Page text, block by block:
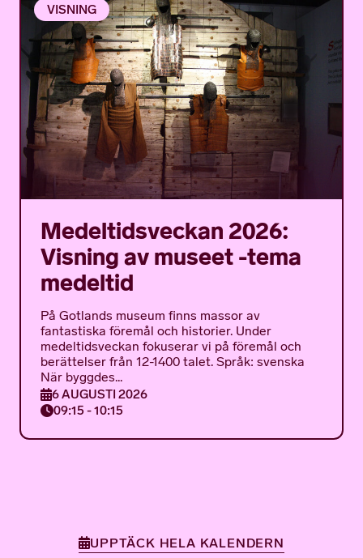
VISNING
Medeltidsveckan 2026:
Visning av museet -tema
medeltid
På Gotlands museum finns massor av
fantastiska föremål och historier. Under
medeltidsveckan fokuserar vi på föremål och
berättelser från 12-1400 talet. Språk: svenska
När byggdes...
6 AUGUSTI 2026
09:15 - 10:15
UPPTÄCK HELA KALENDERN